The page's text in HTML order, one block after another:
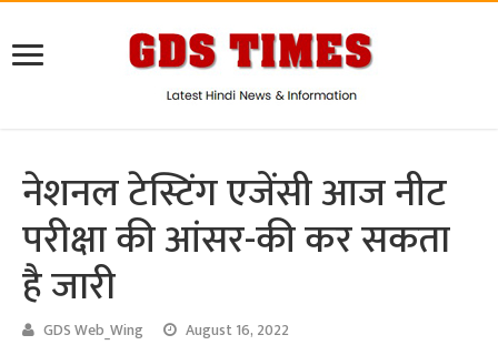
नेशनल टेस्टिंग एजेंसी आज नीट
परीक्षा की आंसर-की कर सकता
है जारी
GDS Web_Wing August 16, 2022